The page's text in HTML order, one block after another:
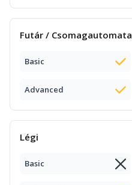
Futár / Csomagautomata
Basic
Advanced
Légi
Basic